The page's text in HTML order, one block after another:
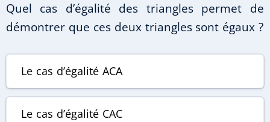
Quel cas d’égalité des triangles permet de
démontrer que ces deux triangles sont égaux ?
Le cas d’égalité ACA
Le cas d’égalité CAC